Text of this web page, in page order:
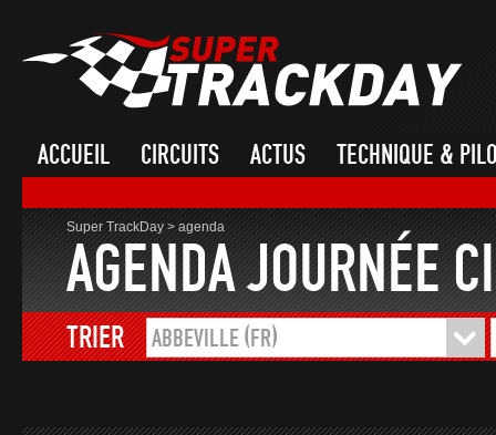
ACCUEIL CIRCUITS ACTUS TECHNIQUE &
Super TrackDay>agenda
AGENDA JOURNÉE
TRIER ABBEVILLE (FR)